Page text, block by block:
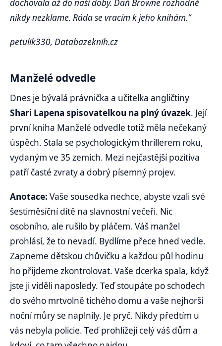
dochovala až do naší doby. Daň Browne rozhodně
nikdy nezklame. Ráda se vracím k jeho knihám.“
petulik330, Databazeknih.cz
Manželé odvedle
Dnes je bývalá právnička a učitelka angličtiny
Shari Lapena spisovatelkou na plný úvazek. Její
první kniha Manželé odvedle totiž měla nečekaný
úspěch. Stala se psychologickým thrillerem roku,
vydaným ve 35 zemích. Mezi nejčastější pozitiva
patří časté zvraty a dobrý písemný projev.
Anotace: Vaše sousedka nechce, abyste vzali své
šestiměsíční dítě na slavnostní večeři. Nic
osobního, ale rušilo by pláčem. Váš manžel
prohlásí, že to nevadí. Bydlíme přece hned vedle.
Zapneme dětskou chůvičku a každou půl hodinu
ho přijdeme zkontrolovat. Vaše dcerka spala, když
jste ji viděli naposledy. Teď stoupáte po schodech
do svého mrtvolně tichého domu a vaše nejhorší
noční můry se naplnily. Je pryč. Nikdy předtím u
vás nebyla policie. Teď prohlížejí celý váš dům a